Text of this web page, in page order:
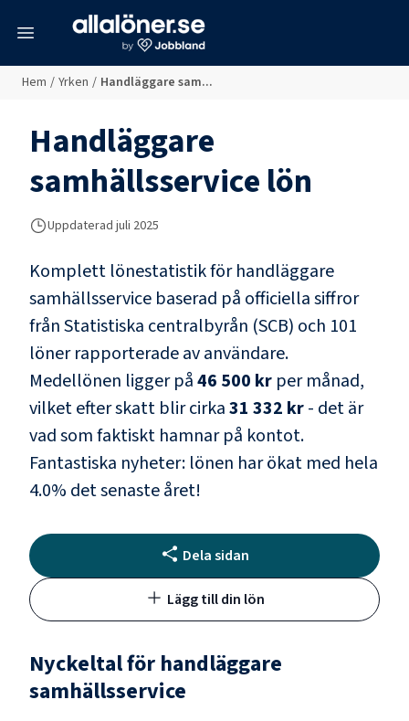
Hem / Yrken / Handläggare sam...
Handläggare
samhällsservicelön
Uppdaterad juli 2025
Komplett lönestatistik förhandläggare
samhällsservice baserad på officiella siffror
från Statistiska centralbyrån (SCB) och 101
löner rapporterade av användare.
Medellönen ligger på46 500 kr per månad,
vilket efter skatt blir cirka31 332 kr- det är
vad som faktiskt hamnar på kontot.
Fantastiska nyheter: lönen har ökat med hela
4.0% det senaste året!
Dela sidan
Lägg till din lön
Nyckeltal för handläggare
samhällsservice